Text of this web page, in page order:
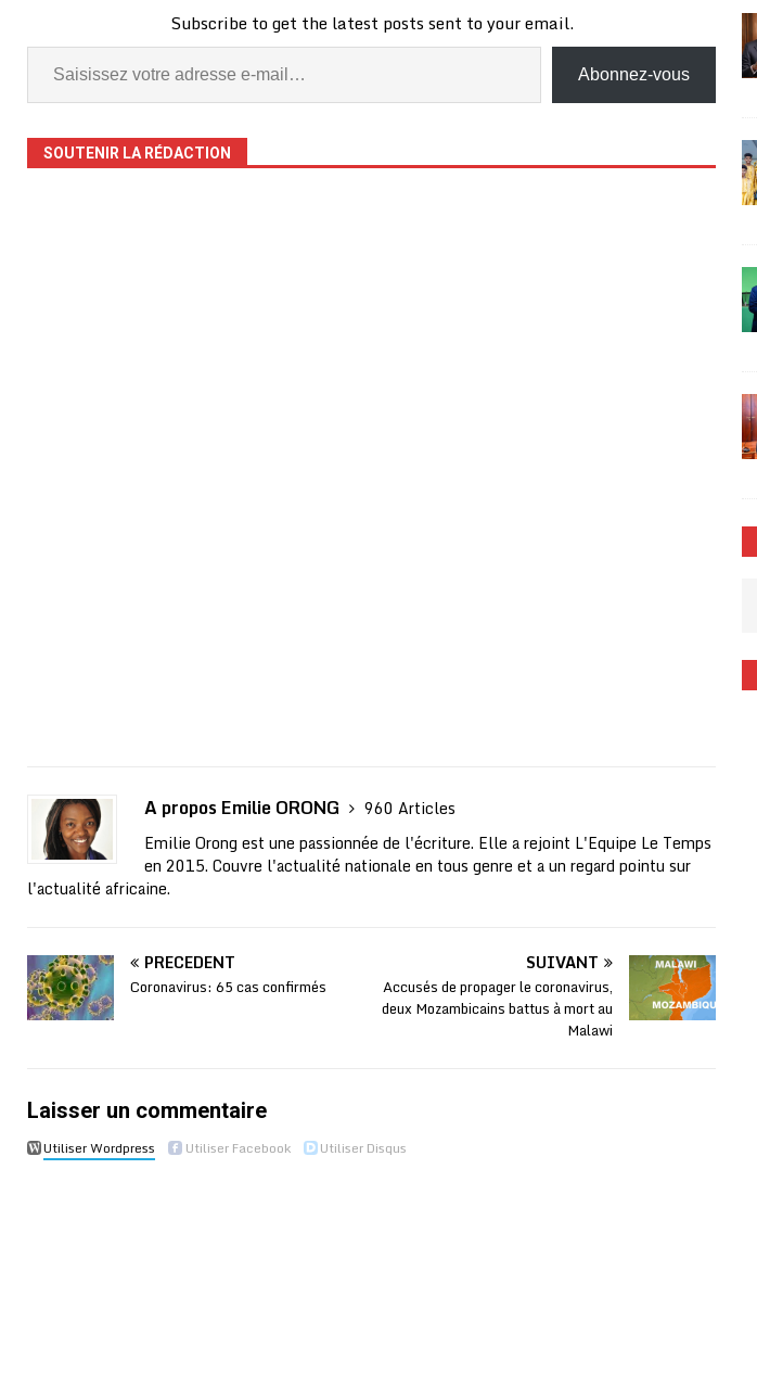
Subscribe to get the latest posts sent to your email.
Abonnez-vous
SOUTENIR LA RÉDACTION
A propos Emilie ORONG
960 Articles
Emilie Orong est une passionnée de l'écriture. Elle a rejoint L'Equipe Le Temps
en 2015. Couvre l'actualité nationale en tous genre et a un regard pointu sur
l'actualité africaine.
PRÉCÉDENT
Coronavirus: 65 cas confirmés
SUIVANT
Accusés de propager le coronavirus,
deux Mozambicains battus à mort au
Malawi
Laisser un commentaire
Utiliser Wordpress Utiliser Facebook Utiliser Disqus